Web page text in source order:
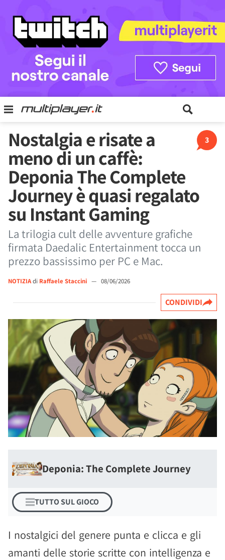
3
Nostalgia e risate a
meno di un caffè:
Deponia The Complete
Journey è quasi regalato
su Instant Gaming
La trilogia cult delle avventure grafiche
firmata Daedalic Entertainment tocca un
prezzo bassissimo per PC e Mac.
NOTIZIAdi Raffaele Staccini — 08/06/2026
CONDIVIDI
Deponia: The Complete Journey
TUTTO SUL GIOCO
I nostalgici del genere punta e clicca e gli
amanti delle storie scritte con intelligenza e